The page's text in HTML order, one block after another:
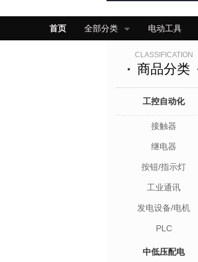
首页 全部分类 电动工具
CLASSIFICATION
商品分类
工控自动化
接触器
继电器
按钮/指示灯
工业通讯
发电设备/电机
PLC
中低压配电